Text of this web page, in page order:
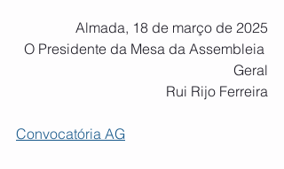
Almada, 18 de março de 2025
O Presidente da Mesa da Assembleia
Geral
Rui Rijo Ferreira
Convocatória AG